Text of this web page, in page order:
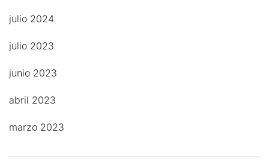
julio 2024
julio 2023
junio 2023
abril 2023
marzo 2023